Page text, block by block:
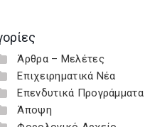
Άρθρα – Μελέτες
Επιχειρηματικά Νέα
Επενδυτικά Προγράμματα
Άποψη